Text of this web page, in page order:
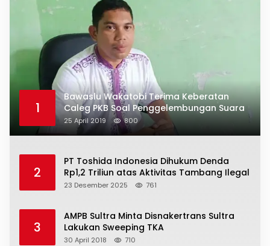
1
Bawaslu Wakatobi Terima Keberatan
Caleg PKB Soal Penggelembungan Suara
25 April 2019 800
2
PT Toshida Indonesia Dihukum Denda
Rp1,2 Triliun atas Aktivitas Tambang Ilegal
23 Desember 2025 761
3
AMPB Sultra Minta Disnakertrans Sultra
Lakukan Sweeping TKA
30 April 2018 710